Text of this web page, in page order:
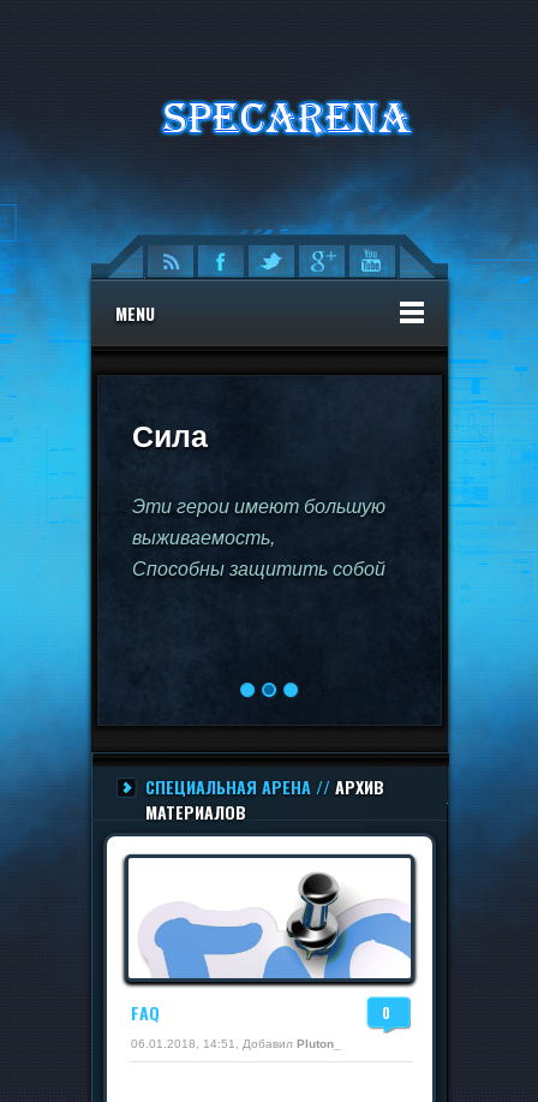
MENU
Сила
Эти герои имеют большую
выживаемость,
Способны защитить собой
СПЕЦИАЛЬНАЯ АРЕНА //АРХИВ
МАТЕРИАЛОВ
0
FAQ
06.01.2018, 14:51, Добавил Pluton_